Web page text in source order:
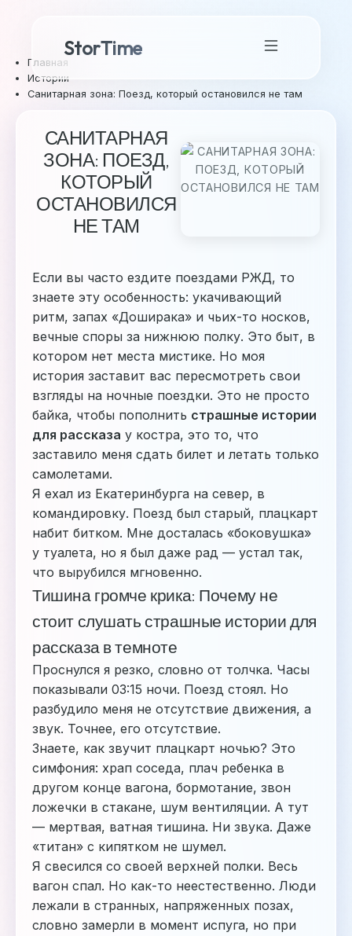
StorTime
Главная
Истории
Санитарная зона: Поезд, который остановился не там
САНИТАРНАЯ
ЗОНА: ПОЕЗД,
КОТОРЫЙ
ОСТАНОВИЛСЯ
НЕ ТАМ
Если вы часто ездите поездами РЖД, то
знаете эту особенность: укачивающий
ритм, запах «Доширака» и чьих-то носков,
вечные споры за нижнюю полку. Это быт, в
котором нет места мистике. Но моя
история заставит вас пересмотреть свои
взгляды на ночные поездки. Это не просто
байка, чтобы пополнить страшные истории
для рассказа у костра, это то, что
заставило меня сдать билет и летать только
самолетами.
Я ехал из Екатеринбурга на север, в
командировку. Поезд был старый, плацкарт
набит битком. Мне досталась «боковушка»
у туалета, но я был даже рад — устал так,
что вырубился мгновенно.
Тишина громче крика: Почему не
стоит слушать страшные истории для
рассказа в темноте
Проснулся я резко, словно от толчка. Часы
показывали 03:15 ночи. Поезд стоял. Но
разбудило меня не отсутствие движения, а
звук. Точнее, его отсутствие.
Знаете, как звучит плацкарт ночью? Это
симфония: храп соседа, плач ребенка в
другом конце вагона, бормотание, звон
ложечки в стакане, шум вентиляции. А тут
— мертвая, ватная тишина. Ни звука. Даже
«титан» с кипятком не шумел.
Я свесился со своей верхней полки. Весь
вагон спал. Но как-то неестественно. Люди
лежали в странных, напряженных позах,
словно замерли в момент испуга, но при